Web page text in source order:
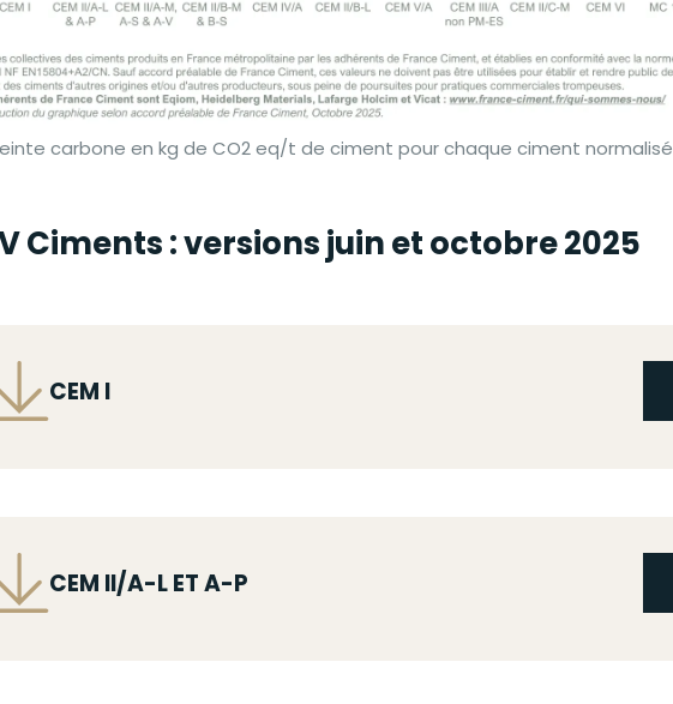
carbone en kg de CO2 eq/t de ciment pour chaque ciment normalisé
Ciments : versions juin et octobre 2025
CEM I
CEM II/A-L ET A-P